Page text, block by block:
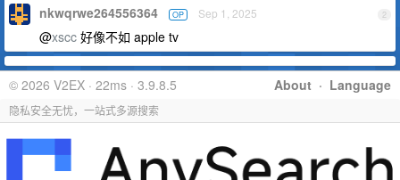
2
nkwqrwe264556364 OP Sep 1, 2025
@xscc 好像不如 apple tv
About · Language
© 2026 V2EX · 22ms · 3.9.8.5
隐私安全无忧，一站式多源搜索